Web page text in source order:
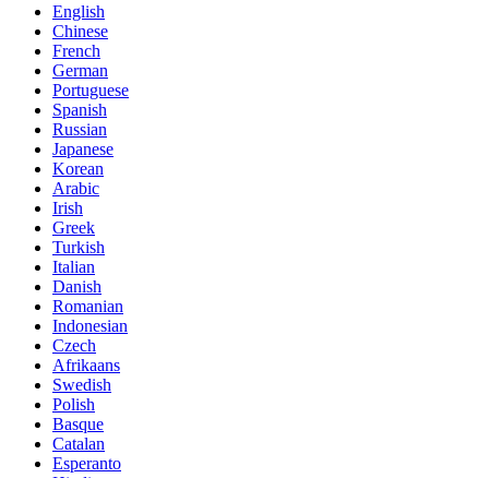
English
Chinese
French
German
Portuguese
Spanish
Russian
Japanese
Korean
Arabic
Irish
Greek
Turkish
Italian
Danish
Romanian
Indonesian
Czech
Afrikaans
Swedish
Polish
Basque
Catalan
Esperanto